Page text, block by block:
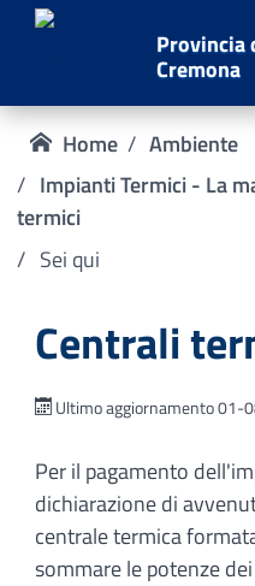
Provincia
Cremona
Home
Ambiente
Impianti Termici - La
termici
Sei qui
Centrali
Ultimo aggiornamento 01-
Per il pagamento
dichiarazione di
centrale termica
sommare le potenze